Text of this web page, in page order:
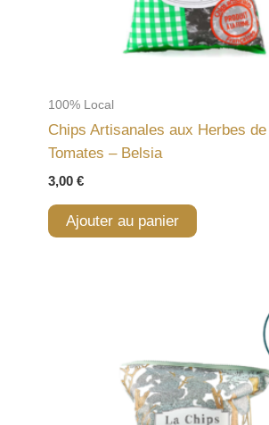
100% Local
Chips Artisanales aux Herbes
Tomates – Belsia
3,00 €
Ajouter au panier